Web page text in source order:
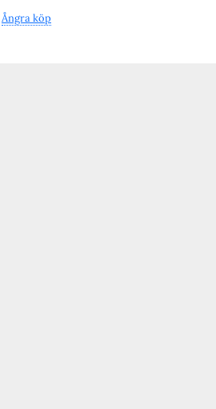
Ångra köp